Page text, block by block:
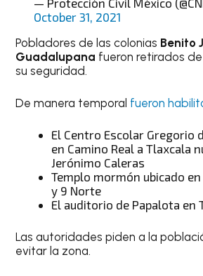
— Protección Civil México
October 31, 2021
Pobladores de las colonias Benito
Guadalupana fueron retirados
su seguridad.
De manera temporal fueron
El Centro Escolar Gregorio
en Camino Real a Tlaxcala
Jerónimo Caleras
Templo mormón ubicado
y 9 Norte
El auditorio de Papalota en
Las autoridades piden a la
evitar la zona.